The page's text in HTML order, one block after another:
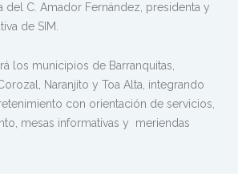
del C. Amador Fernández, presidenta y
de SIM.
los municipios de Barranquitas,
Naranjito y Toa Alta, integrando
con orientación de servicios,
mesas informativas y meriendas